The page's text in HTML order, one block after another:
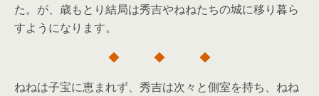
た。が、歳もとり結局は秀吉やねねたちの城に移り暮ら
すようになります。
◆ ◆ ◆
ねねは子宝に恵まれず、秀吉は次々と側室を持ち、ねね